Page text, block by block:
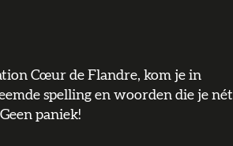
Cœur de Flandre, kom je in
spelling en woorden die je nét
paniek!